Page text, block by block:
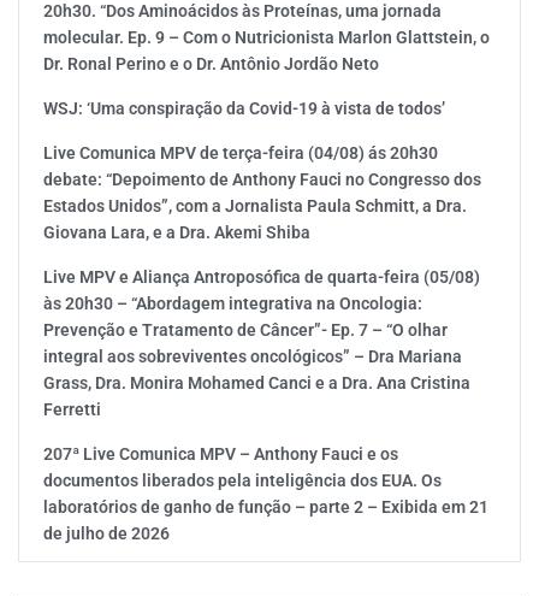
20h30. “Dos Aminoácidos às Proteínas, uma jornada
molecular. Ep. 9 – Com o Nutricionista Marlon Glattstein, o
Dr. Ronal Perino e o Dr. Antônio Jordão Neto
WSJ: ‘Uma conspiração da Covid-19 à vista de todos’
Live Comunica MPV de terça-feira (04/08) ás 20h30
debate: “Depoimento de Anthony Fauci no Congresso dos
Estados Unidos”, com a Jornalista Paula Schmitt, a Dra.
Giovana Lara, e a Dra. Akemi Shiba
Live MPV e Aliança Antroposófica de quarta-feira (05/08)
às 20h30 – “Abordagem integrativa na Oncologia:
Prevenção e Tratamento de Câncer”- Ep. 7 – “O olhar
integral aos sobreviventes oncológicos” – Dra Mariana
Grass, Dra. Monira Mohamed Canci e a Dra. Ana Cristina
Ferretti
207ª Live Comunica MPV – Anthony Fauci e os
documentos liberados pela inteligência dos EUA. Os
laboratórios de ganho de função – parte 2 – Exibida em 21
de julho de 2026